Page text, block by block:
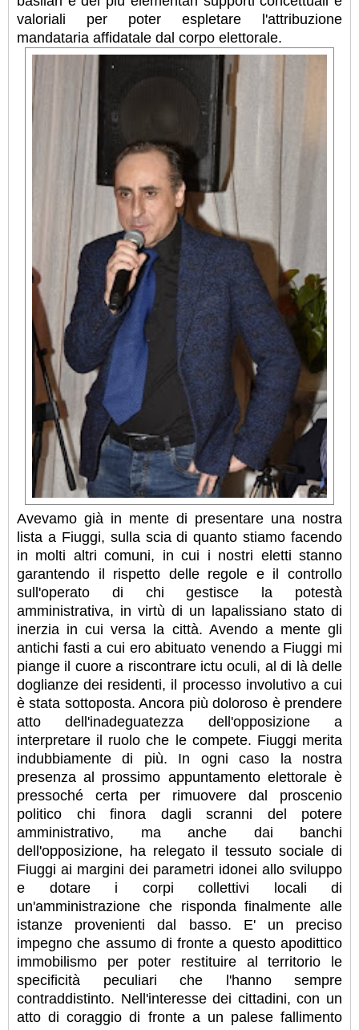
valoriali per poter espletare l'attribuzione
mandataria affidatale dal corpo elettorale.
Avevamo già in mente di presentare una nostra
lista a Fiuggi, sulla scia di quanto stiamo facendo
in molti altri comuni, in cui i nostri eletti stanno
garantendo il rispetto delle regole e il controllo
sull'operato di chi gestisce la potestà
amministrativa, in virtù di un lapalissiano stato di
inerzia in cui versa la città. Avendo a mente gli
antichi fasti a cui ero abituato venendo a Fiuggi mi
piange il cuore a riscontrare ictu oculi, al di là delle
doglianze dei residenti, il processo involutivo a cui
è stata sottoposta. Ancora più doloroso è prendere
atto dell'inadeguatezza dell'opposizione a
interpretare il ruolo che le compete. Fiuggi merita
indubbiamente di più. In ogni caso la nostra
presenza al prossimo appuntamento elettorale è
pressoché certa per rimuovere dal proscenio
politico chi finora dagli scranni del potere
amministrativo, ma anche dai banchi
dell'opposizione, ha relegato il tessuto sociale di
Fiuggi ai margini dei parametri idonei allo sviluppo
e dotare i corpi collettivi locali di
un'amministrazione che risponda finalmente alle
istanze provenienti dal basso. E' un preciso
impegno che assumo di fronte a questo apodittico
immobilismo per poter restituire al territorio le
specificità peculiari che l'hanno sempre
contraddistinto. Nell'interesse dei cittadini, con un
atto di coraggio di fronte a un palese fallimento